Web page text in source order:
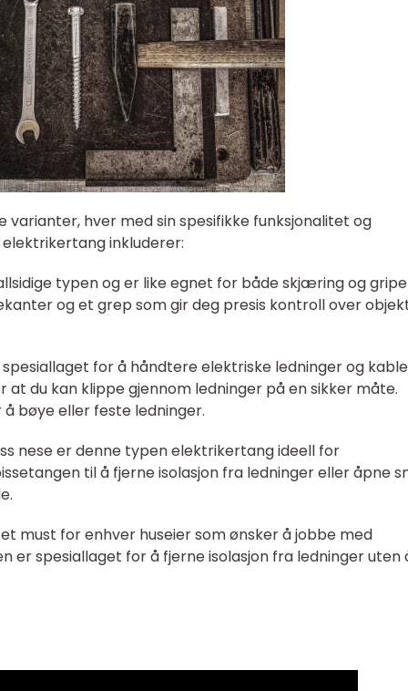
varianter, hver med sin spesifikke funksjonalitet og
inkluderer:
typen og er like egnet for både skjæring og
og et grep som gir deg presis kontroll over
for å håndtere elektriske ledninger og
at du kan klippe gjennom ledninger på en sikker måte.
bøye eller feste ledninger.
nese er denne typen elektrikertang ideell for
til å fjerne isolasjon fra ledninger eller åpne
must for enhver huseier som ønsker å jobbe med
er spesiallaget for å fjerne isolasjon fra ledninger uten